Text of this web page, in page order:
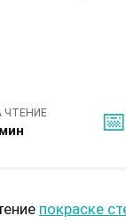
ЧТЕНИЕ
покраске